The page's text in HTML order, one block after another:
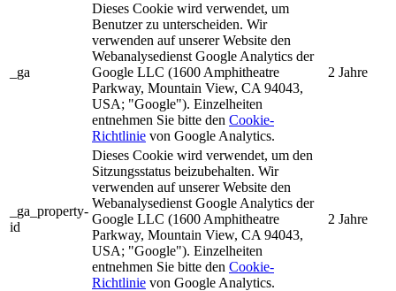
_ga
Dieses Cookie wird verwendet, um
Benutzer zu unterscheiden. Wir
verwenden auf unserer Website den
Webanalysedienst Google Analytics der
Google LLC (1600 Amphitheatre
Parkway, Mountain View, CA 94043,
USA; "Google"). Einzelheiten
entnehmen Sie bitte den Cookie-
Richtlinie von Google Analytics.
2 Jahre
_ga_property-
id
Dieses Cookie wird verwendet, um den
Sitzungsstatus beizubehalten. Wir
verwenden auf unserer Website den
Webanalysedienst Google Analytics der
Google LLC (1600 Amphitheatre
Parkway, Mountain View, CA 94043,
USA; "Google"). Einzelheiten
entnehmen Sie bitte den Cookie-
Richtlinie von Google Analytics.
2 Jahre